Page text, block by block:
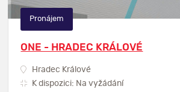
ONE - HRADEC KRÁLOVÉ
Hradec Králové
K dispozici: Na vyžádání
Pronájem